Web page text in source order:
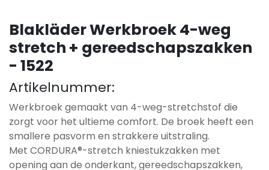
Blakläder Werkbroek 4-weg
stretch + gereedschapszakken
- 1522
Artikelnummer:
Werkbroek gemaakt van 4-weg-stretchstof die
zorgt voor het ultieme comfort. De broek heeft een
smallere pasvorm en strakkere uitstraling.
Met CORDURA®-stretch kniestukzakken met
opening aan de onderkant, gereedschapszakken,